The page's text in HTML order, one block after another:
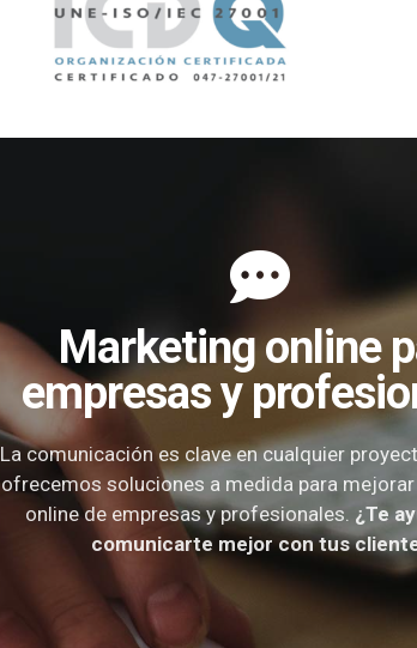
Marketing online
empresas y
La comunicación es clave en cualquier
ofrecemos soluciones a medida para
online de empresas y profesionales. ¿Te
comunicarte mejor con tus